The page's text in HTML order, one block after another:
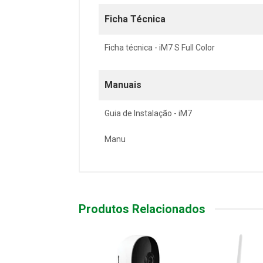
Ficha Técnica
Ficha técnica - iM7 S Full Color
Manuais
Guia de Instalação - iM7
Manu
Produtos Relacionados